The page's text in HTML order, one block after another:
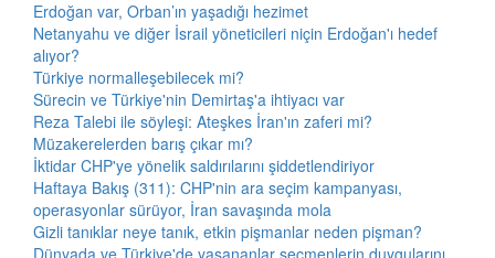
Erdoğan var, Orban’ın yaşadığı hezimet
Netanyahu ve diğer İsrail yöneticileri niçin Erdoğan'ı hedef
alıyor?
Türkiye normalleşebilecek mi?
Sürecin ve Türkiye'nin Demirtaş'a ihtiyacı var
Reza Talebi ile söyleşi: Ateşkes İran'ın zaferi mi?
Müzakerelerden barış çıkar mı?
İktidar CHP'ye yönelik saldırılarını şiddetlendiriyor
Haftaya Bakış (311): CHP'nin ara seçim kampanyası,
operasyonlar sürüyor, İran savaşında mola
Gizli tanıklar neye tanık, etkin pişmanlar neden pişman?
Dünyada ve Türkiye'de yaşananlar seçmenlerin duygularını